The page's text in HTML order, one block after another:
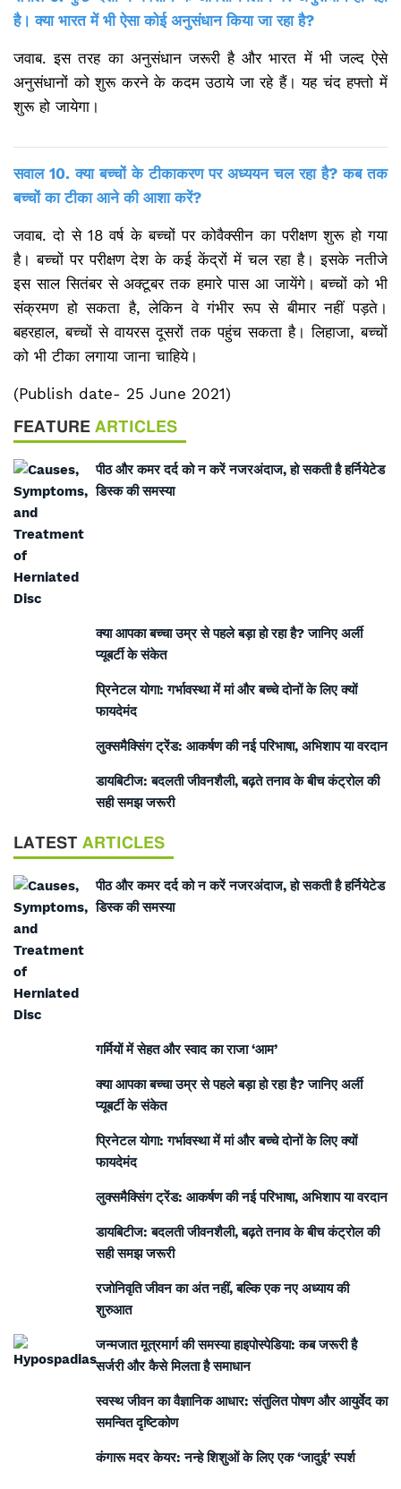
है। क्या भारत में भी ऐसा कोई अनुसंधान किया जा रहा है?
जवाब. इस तरह का अनुसंधान जरूरी है और भारत में भी जल्द ऐसे
अनुसंधानों को शुरू करने के कदम उठाये जा रहे हैं। यह चंद हफ्तो में
शुरू हो जायेगा।
सवाल 10. क्या बच्चों के टीकाकरण पर अध्ययन चल रहा है? कब तक
बच्चों का टीका आने की आशा करें?
जवाब. दो से 18 वर्ष के बच्चों पर कोवैक्सीन का परीक्षण शुरू हो गया
है। बच्चों पर परीक्षण देश के कई केंद्रों में चल रहा है। इसके नतीजे
इस साल सितंबर से अक्टूबर तक हमारे पास आ जायेंगे। बच्चों को भी
संक्रमण हो सकता है, लेकिन वे गंभीर रूप से बीमार नहीं पड़ते।
बहरहाल, बच्चों से वायरस दूसरों तक पहुंच सकता है। लिहाजा, बच्चों
को भी टीका लगाया जाना चाहिये।
(Publish date- 25 June 2021)
FEATURE ARTICLES
पीठ और कमर दर्द को न करें नजरअंदाज, हो सकती है हर्नियेटेड
डिस्क की समस्या
क्या आपका बच्चा उम्र से पहले बड़ा हो रहा है? जानिए अर्ली
प्यूबर्टी के संकेत
प्रिनेटल योगा: गर्भावस्था में मां और बच्चे दोनों के लिए क्यों
फायदेमंद
लुक्समैक्सिंग ट्रेंड: आकर्षण की नई परिभाषा, अभिशाप या वरदान
डायबिटीज: बदलती जीवनशैली, बढ़ते तनाव के बीच कंट्रोल की
सही समझ जरूरी
LATEST ARTICLES
पीठ और कमर दर्द को न करें नजरअंदाज, हो सकती है हर्नियेटेड
डिस्क की समस्या
गर्मियों में सेहत और स्वाद का राजा ‘आम’
क्या आपका बच्चा उम्र से पहले बड़ा हो रहा है? जानिए अर्ली
प्यूबर्टी के संकेत
प्रिनेटल योगा: गर्भावस्था में मां और बच्चे दोनों के लिए क्यों
फायदेमंद
लुक्समैक्सिंग ट्रेंड: आकर्षण की नई परिभाषा, अभिशाप या वरदान
डायबिटीज: बदलती जीवनशैली, बढ़ते तनाव के बीच कंट्रोल की
सही समझ जरूरी
रजोनिवृति जीवन का अंत नहीं, बल्कि एक नए अध्याय की
शुरुआत
जन्मजात मूत्रमार्ग की समस्या हाइपोस्पेडिया: कब जरूरी है
सर्जरी और कैसे मिलता है समाधान
स्वस्थ जीवन का वैज्ञानिक आधार: संतुलित पोषण और आयुर्वेद का
समन्वित दृष्टिकोण
कंगारू मदर केयर: नन्हे शिशुओं के लिए एक ‘जादुई’ स्पर्श